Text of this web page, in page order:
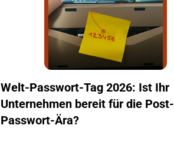
Welt-Passwort-Tag 2026: Ist Ihr
Unternehmen bereit für die Post-
Passwort-Ära?